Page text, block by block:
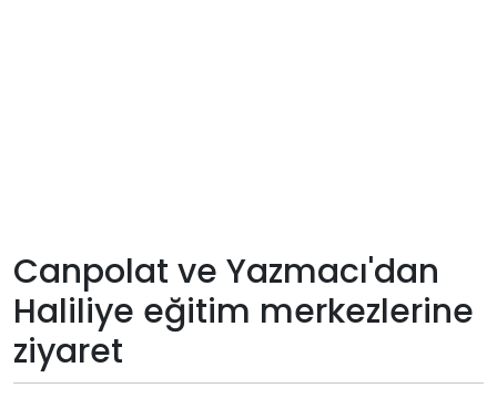
Künye
Giriş
Yap
Canpolat ve Yazmacı'dan
Haliliye eğitim merkezlerine
ziyaret